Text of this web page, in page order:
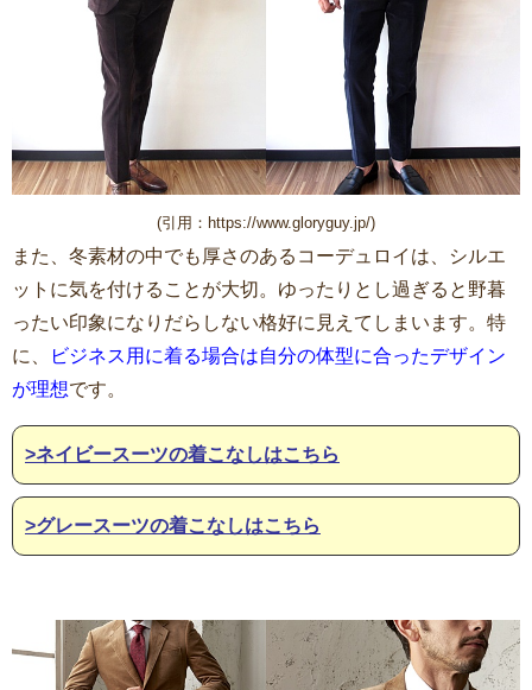
(引用：https://www.gloryguy.jp/)
また、冬素材の中でも厚さのあるコーデュロイは、シルエ
ットに気を付けることが大切。ゆったりとし過ぎると野暮
ったい印象になりだらしない格好に見えてしまいます。特
に、
ビジネス用に着る場合は自分の体型に合ったデザイン
が理想です。
>ネイビースーツの着こなしはこちら
>グレースーツの着こなしはこちら